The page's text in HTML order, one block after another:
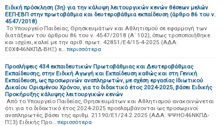
Ειδική πρόσκληση (3η) για την κάλυψη λειτουργικών κενών θέσεων μελών
ΕΕΠ-ΕΒΠ στην πρωτοβάθμια και δευτεροβάθμια εκπαίδευση (άρθρο 86 του ν.
4547/2018)
Το Υπουργείο Παιδείας, Θρησκευμάτων και Αθλητισμού σε εφαρμογή των
διατάξεων του άρθρου 86 του ν. 4547/2018 (Α΄ 102), όπως τροποποιήθηκε
και ισχύει, καλεί με την αριθ. πρωτ. 42851/Ε4/15-4-2025 (ΑΔΑ:
Ε0ΧΦ46ΝΚΠΔ-ΒΗΞ) ε… περισσότερα
Προσλήψεις 434 εκπαιδευτικών Πρωτοβάθμιας και Δευτεροβάθμιας
Εκπαίδευσης, στην Ειδική Αγωγή και Εκπαίδευση καθώς και στη Γενική
Εκπαίδευση, ως προσωρινών αναπληρωτών, με σχέση εργασίας Ιδιωτικού
Δικαίου Ορισμένου Χρόνου, για το διδακτικό έτος 2024-2025, βάσει Ειδικής
Προκήρυξης κάλυψης λειτουργικών κενών
Από το Υπουργείο Παιδείας, Θρησκευμάτων και Αθλητισμού ανακοινώνεται
ότι για το διδακτικό έτος 2024-2025 προσλαμβάνονται ως προσωρινοί
αναπληρωτές, βάσει της αριθμ. 21190/Ε1/24.2.2025 (ΑΔΑ: ΨΨΗΟ46ΝΚΠΔ-
ΠΞ3) Ειδικής Προ… περισσότερα